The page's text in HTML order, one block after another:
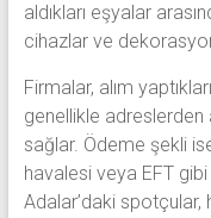
aldıkları eşyalar
cihazlar ve
Firmalar, alım
genellikle adreslerden
sağlar. Ödeme şekli
havalesi veya EFT
Adalar’daki spotçular,